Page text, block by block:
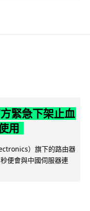
緊急下架止血
用
）旗下的路由器
便會與中國伺服器連